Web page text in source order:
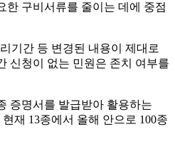
한 구비서류를 줄이는 데에 중점
기간 등 변경된 내용이 제대로
신청이 없는 민원은 존치 여부를
증명서를 발급받아 활용하는
재 13종에서 올해 안으로 100종